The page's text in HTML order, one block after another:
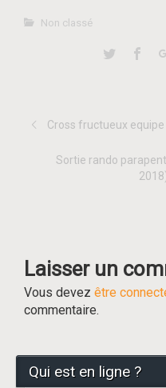
Non classé
Cross fructueux
Sortie rando
Laisser un
Vous devez être
commentaire.
Qui est en ligne ?